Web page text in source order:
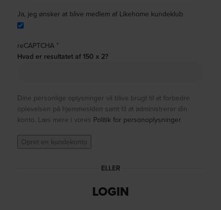
Ja, jeg ønsker at blive medlem af Likehome kundeklub
reCAPTCHA *
Hvad er resultatet af 150 x 2?
Dine personlige oplysninger vil blive brugt til at forbedre
oplevelsen på hjemmesiden samt til at administrerer din
konto. Læs mere i vores Politik for personoplysninger.
Opret en kundekonto
ELLER
LOGIN